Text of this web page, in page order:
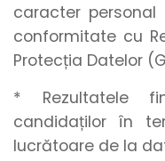
caracter
conformitate cu
Protecția Datelor
* Rezultatele
candidaților în
lucrătoare de la